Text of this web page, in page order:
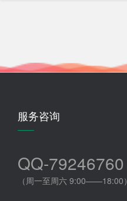
服务咨询
QQ-79246760
（周一至周六 9:00——18:00）